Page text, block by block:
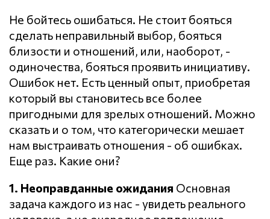
Не бойтесь ошибаться. Не стоит бояться
сделать неправильный выбор, бояться
близости и отношений, или, наоборот, -
одиночества, бояться проявить инициативу.
Ошибок нет. Есть ценный опыт, приобретая
который вы становитесь все более
пригодными для зрелых отношений. Можно
сказать и о том, что категорически мешает
нам выстраивать отношения - об ошибках.
Еще раз. Какие они?
1. Неоправданные ожидания Основная
задача каждого из нас - увидеть реального